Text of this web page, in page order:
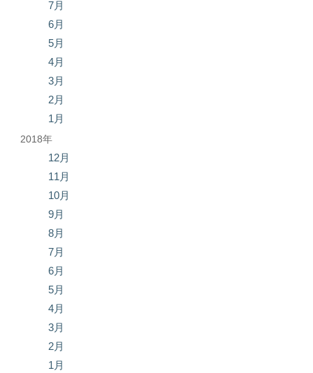
7月
6月
5月
4月
3月
2月
1月
2018年
12月
11月
10月
9月
8月
7月
6月
5月
4月
3月
2月
1月